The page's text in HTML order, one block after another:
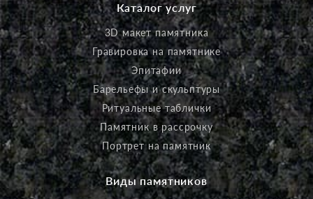
Каталог услуг
3D макет памятника
Гравировка на памятнике
Эпитафии
Барельефы и скульптуры
Ритуальные таблички
Памятник в рассрочку
Портрет на памятник
Виды памятников